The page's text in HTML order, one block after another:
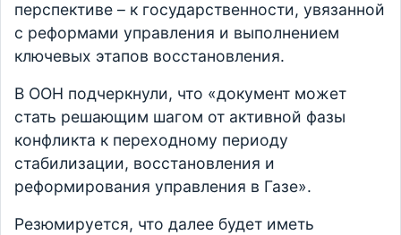
перспективе – к государственности, увязанной
с реформами управления и выполнением
ключевых этапов восстановления.
В ООН подчеркнули, что «документ может
стать решающим шагом от активной фазы
конфликта к переходному периоду
стабилизации, восстановления и
реформирования управления в Газе».
Резюмируется, что далее будет иметь